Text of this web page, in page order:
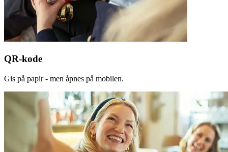
QR-kode
Gis på papir - men åpnes på mobilen.